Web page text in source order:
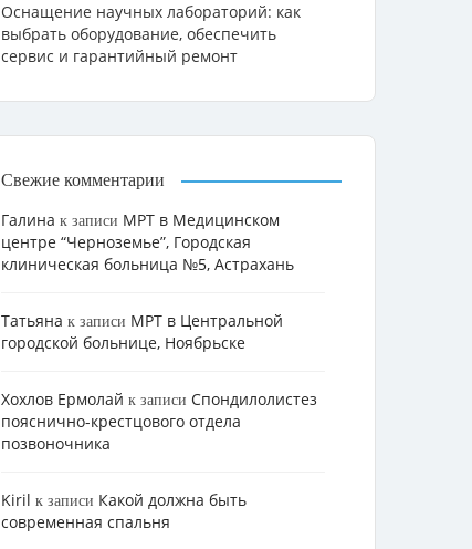
Оснащение научных лабораторий: как
выбрать оборудование, обеспечить
сервис и гарантийный ремонт
Свежие комментарии
Галина к записи МРТ в Медицинском
центре “Черноземье”, Городская
клиническая больница №5, Астрахань
Татьяна к записи МРТ в Центральной
городской больнице, Ноябрьске
Хохлов Ермолай к записи Cпондилолистез
пояснично-крестцового отдела
позвоночника
Kiril к записи Какой должна быть
современная спальня